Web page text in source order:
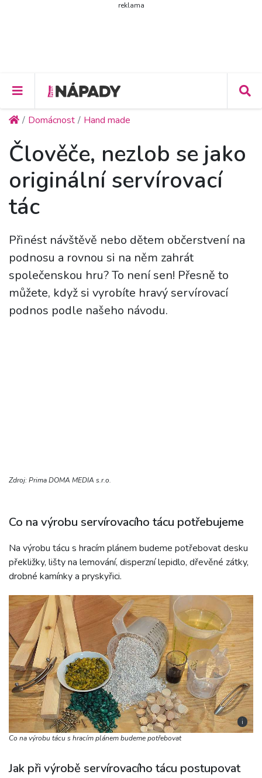
reklama
Domácnost Hand made
Člověče, nezlob se jako
originální servírovací
tác
Přinést návštěvě nebo dětem občerstvení na
podnosu a rovnou si na něm zahrát
společenskou hru? To není sen! Přesně to
můžete, když si vyrobíte hravý servírovací
podnos podle našeho návodu.
Zdroj: Prima DOMA MEDIA s.r.o.
Co na výrobu servírovacího tácu potřebujeme
Na výrobu tácu s hracím plánem budeme potřebovat desku
překližky, lišty na lemování, disperzní lepidlo, dřevěné zátky,
drobné kamínky a pryskyřici.
i
Co na výrobu tácu s hracím plánem budeme potřebovat
Jak při výrobě servírovacího tácu postupovat